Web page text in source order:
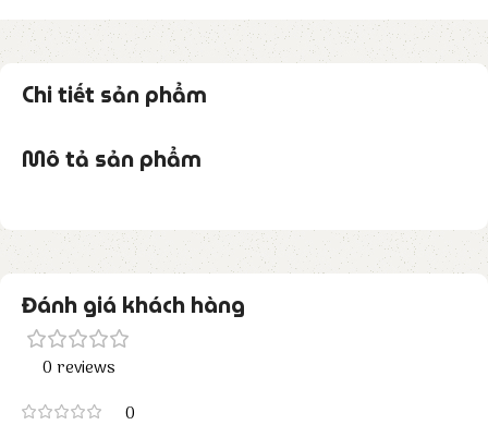
Chi tiết sản phẩm
Mô tả sản phẩm
Đánh giá khách hàng
0 reviews
0